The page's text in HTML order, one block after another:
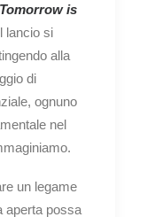
Tomorrow is
lancio si
alla
di
ognuno
nel
un legame
aperta possa